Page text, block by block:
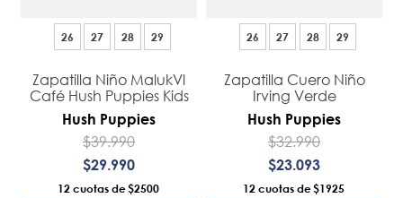
26 27 28 29
Zapatilla Niño MalukVl
Café Hush Puppies Kids
Hush Puppies
$39.990
$29 990
12 $2500
26 27 28 29
Zapatilla Cuero Niño
Irving Verde
Hush Puppies
$32.990
$23 093
12 $1925